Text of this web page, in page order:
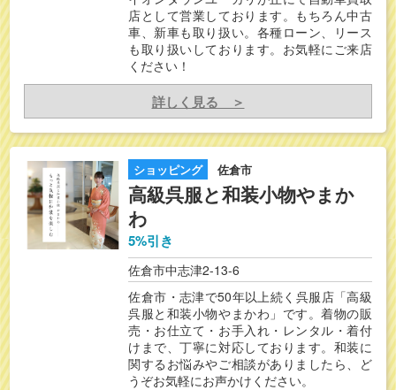
店として営業しております。もちろん中古
車、新車も取り扱い。各種ローン、リース
も取り扱いしております。お気軽にご来店
ください！
詳しく見る ＞
ショッピング 佐倉市
高級呉服と和装小物やまか
わ
5%引き
佐倉市中志津2-13-6
佐倉市・志津で50年以上続く呉服店「高級
呉服と和装小物やまかわ」です。着物の販
売・お仕立て・お手入れ・レンタル・着付
けまで、丁寧に対応しております。和装に
関するお悩みやご相談がありましたら、ど
うぞお気軽にお声かけください。